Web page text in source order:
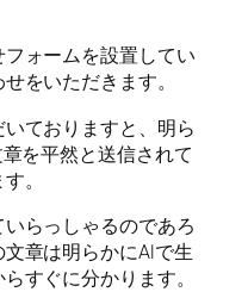
ォームを設置してい
をいただきます。
ておりますと、明ら
を平然と送信されて
。
らっしゃるのであろ
章は明らかにAIで生
すぐに分かります。